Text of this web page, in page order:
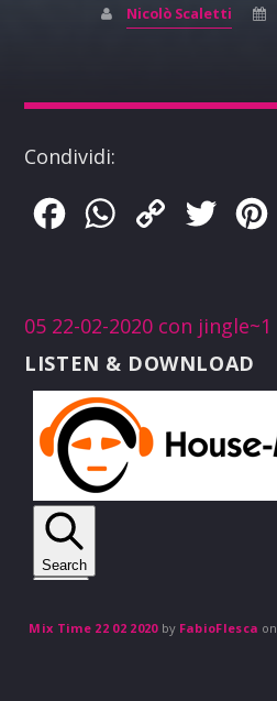
Nicolò Scaletti
Condividi:
FacebookWhatsApp
Copy
Twitter
05 22-02-2020 con jingle~1
LISTEN & DOWNLOAD
Mix Time 22 02 2020by FabioFlesca on